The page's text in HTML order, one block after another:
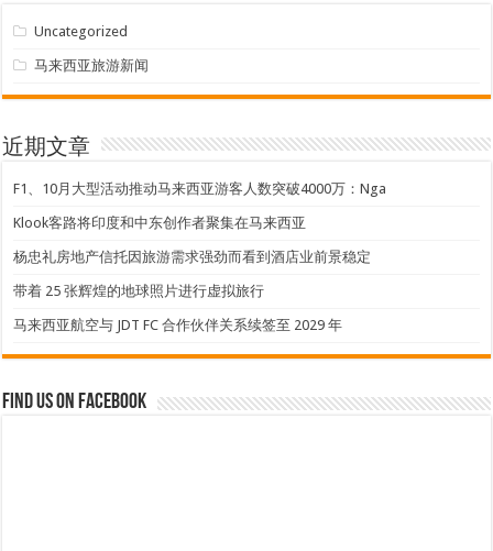
Uncategorized
马来西亚旅游新闻
近期文章
F1、10月大型活动推动马来西亚游客人数突破4000万：Nga
Klook客路将印度和中东创作者聚集在马来西亚
杨忠礼房地产信托因旅游需求强劲而看到酒店业前景稳定
带着 25 张辉煌的地球照片进行虚拟旅行
马来西亚航空与 JDT FC 合作伙伴关系续签至 2029 年
Find us on Facebook